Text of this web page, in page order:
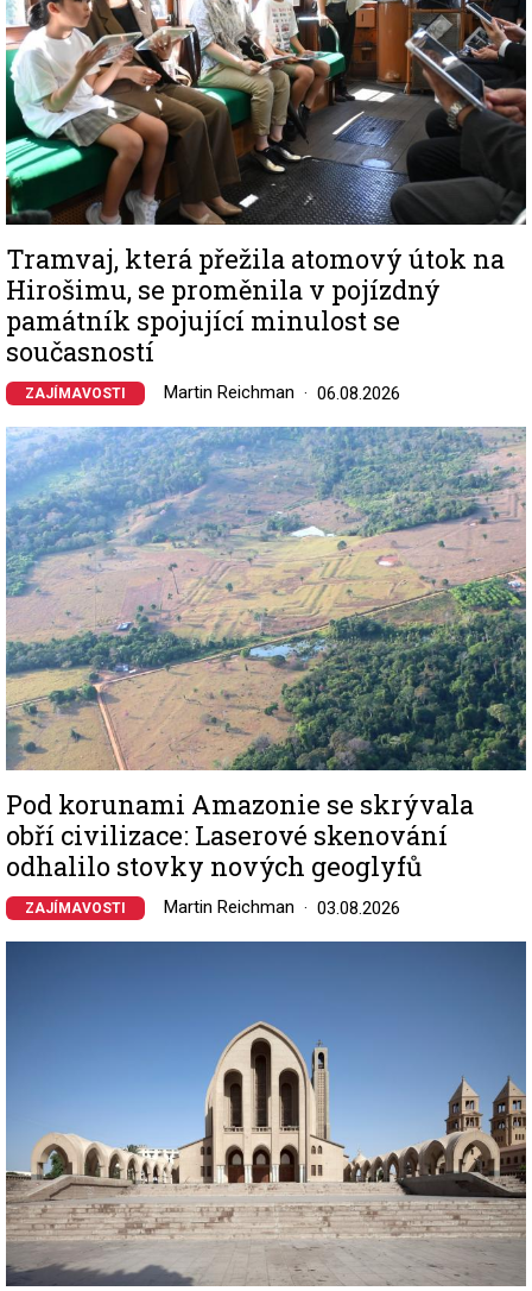
Tramvaj, která přežila atomový útok na
Hirošimu, se proměnila v pojízdný
památník spojující minulost se
současností
ZAJÍMAVOSTI Martin Reichman 06.08.2026
Image
Pod korunami Amazonie se skrývala
obří civilizace: Laserové skenování
odhalilo stovky nových geoglyfů
ZAJÍMAVOSTI Martin Reichman 03.08.2026